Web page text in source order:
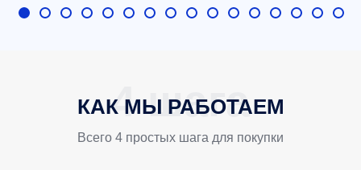
КАК МЫ РАБОТАЕМ
Всего 4 простых шага для покупки